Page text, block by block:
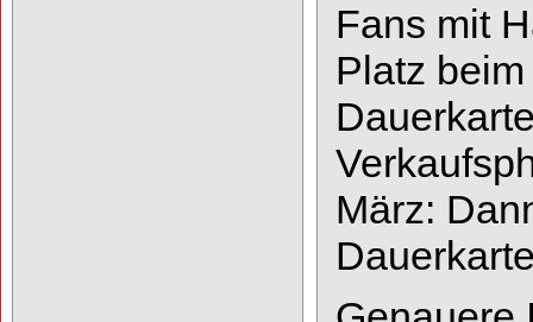
Fans mit
Platz
März: